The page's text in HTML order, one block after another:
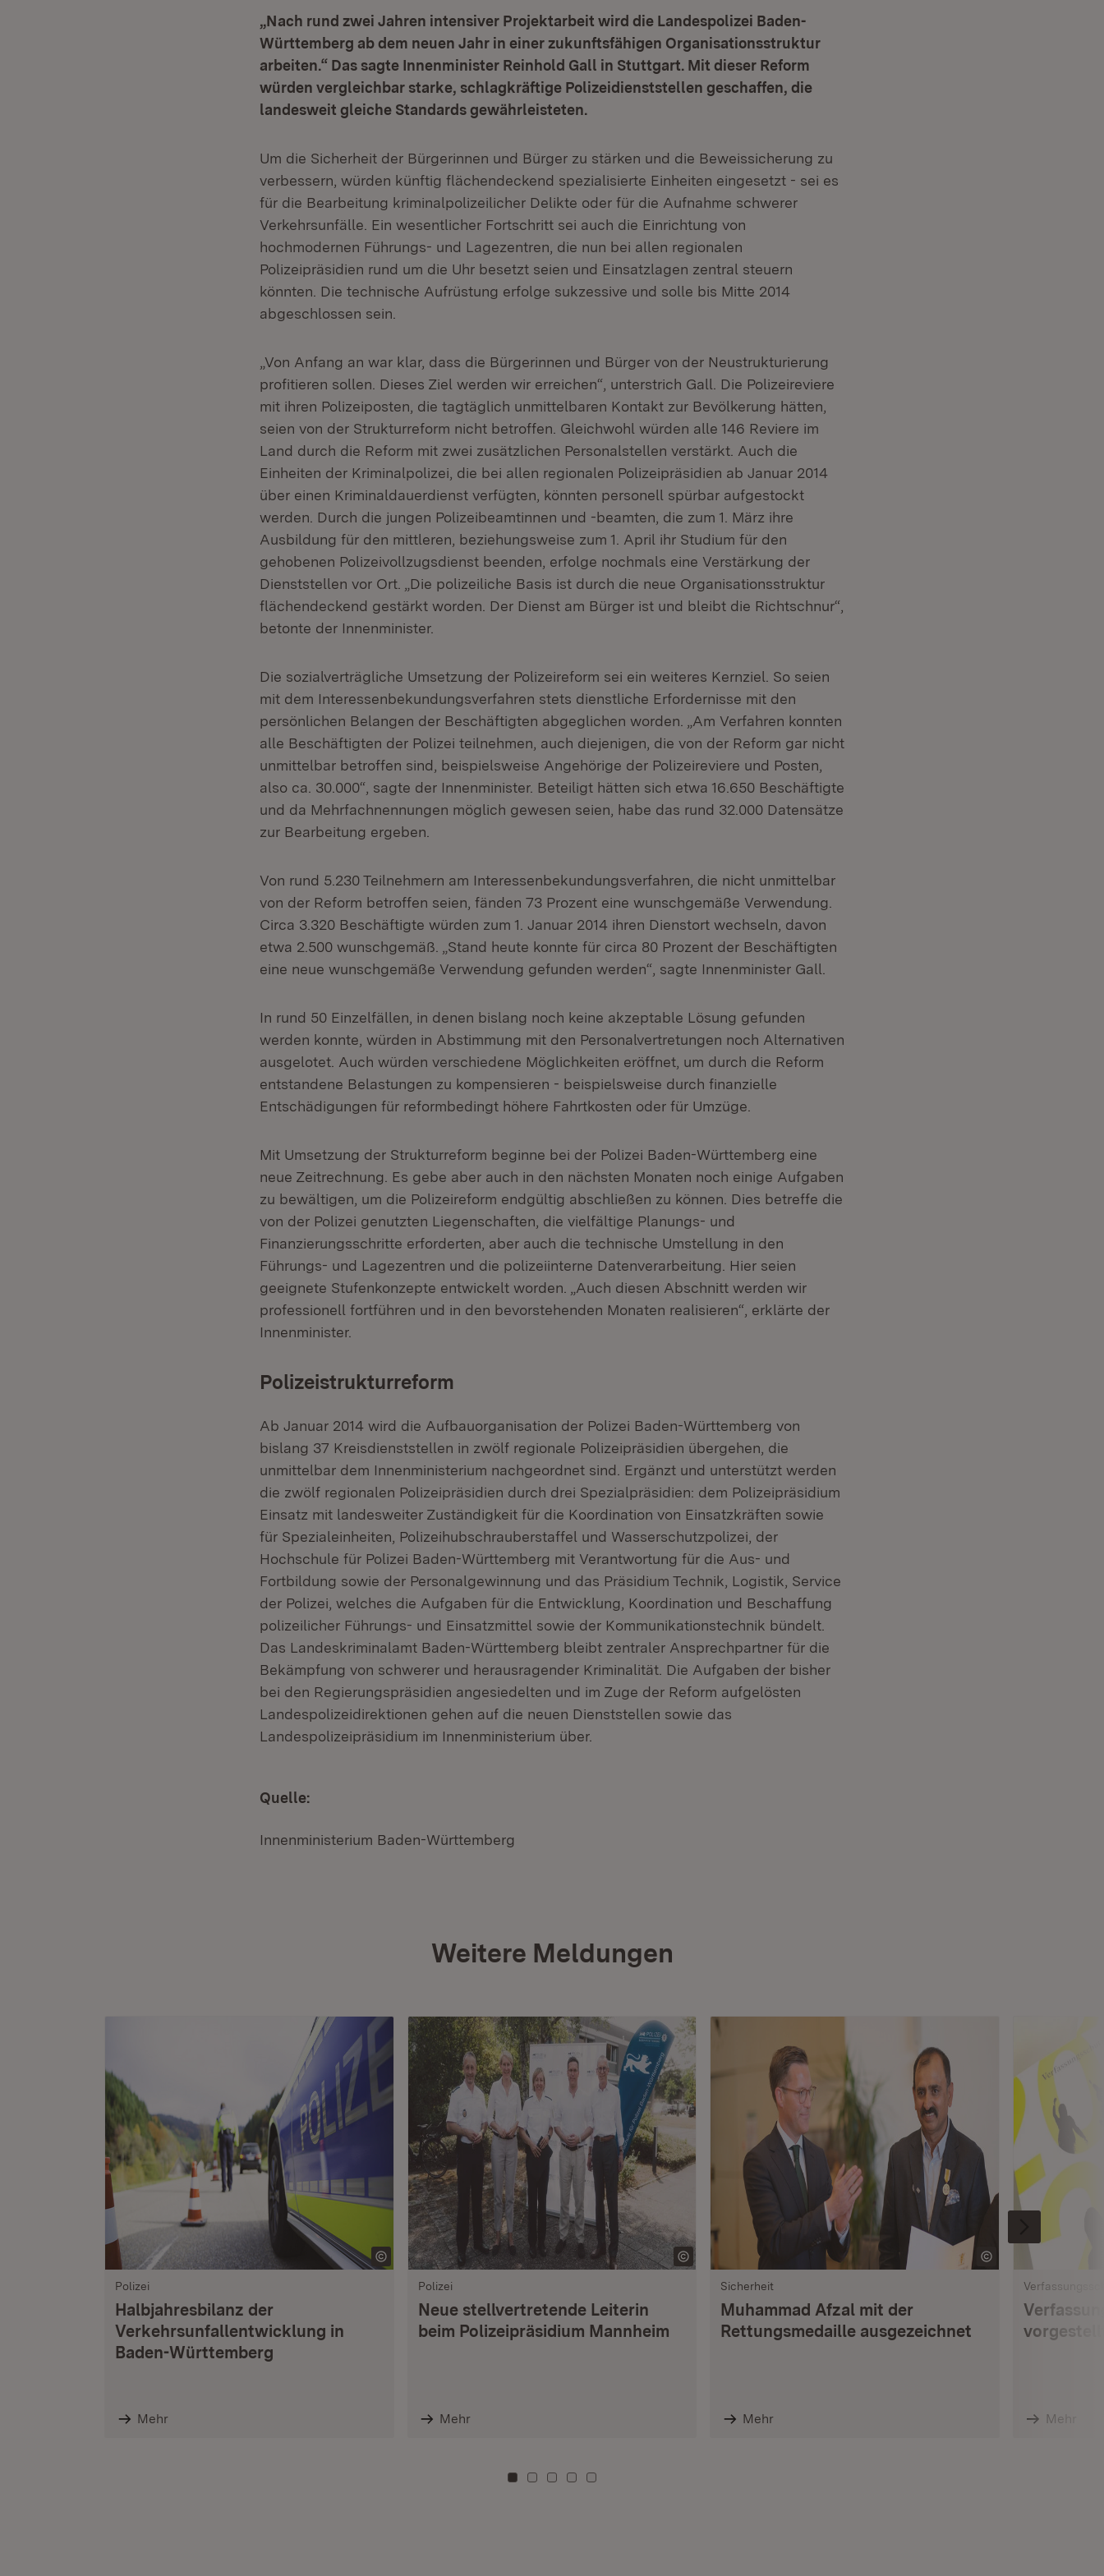
„Nach rund zwei Jahren intensiver Projektarbeit wird die Landespolizei Baden-
Württemberg ab dem neuen Jahr in einer zukunftsfähigen Organisationsstruktur
arbeiten.“ Das sagte Innenminister Reinhold Gall in Stuttgart. Mit dieser Reform
würden vergleichbar starke, schlagkräftige Polizeidienststellen geschaffen, die
landesweit gleiche Standards gewährleisteten.
Um die Sicherheit der Bürgerinnen und Bürger zu stärken und die Beweissicherung zu
verbessern, würden künftig flächendeckend spezialisierte Einheiten eingesetzt - sei es
für die Bearbeitung kriminalpolizeilicher Delikte oder für die Aufnahme schwerer
Verkehrsunfälle. Ein wesentlicher Fortschritt sei auch die Einrichtung von
hochmodernen Führungs- und Lagezentren, die nun bei allen regionalen
Polizeipräsidien rund um die Uhr besetzt seien und Einsatzlagen zentral steuern
könnten. Die technische Aufrüstung erfolge sukzessive und solle bis Mitte 2014
abgeschlossen sein.
„Von Anfang an war klar, dass die Bürgerinnen und Bürger von der Neustrukturierung
profitieren sollen. Dieses Ziel werden wir erreichen“, unterstrich Gall. Die Polizeireviere
mit ihren Polizeiposten, die tagtäglich unmittelbaren Kontakt zur Bevölkerung hätten,
seien von der Strukturreform nicht betroffen. Gleichwohl würden alle 146 Reviere im
Land durch die Reform mit zwei zusätzlichen Personalstellen verstärkt. Auch die
Einheiten der Kriminalpolizei, die bei allen regionalen Polizeipräsidien ab Januar 2014
über einen Kriminaldauerdienst verfügten, könnten personell spürbar aufgestockt
werden. Durch die jungen Polizeibeamtinnen und -beamten, die zum 1. März ihre
Ausbildung für den mittleren, beziehungsweise zum 1. April ihr Studium für den
gehobenen Polizeivollzugsdienst beenden, erfolge nochmals eine Verstärkung der
Dienststellen vor Ort. „Die polizeiliche Basis ist durch die neue Organisationsstruktur
flächendeckend gestärkt worden. Der Dienst am Bürger ist und bleibt die Richtschnur“,
betonte der Innenminister.
Die sozialverträgliche Umsetzung der Polizeireform sei ein weiteres Kernziel. So seien
mit dem Interessenbekundungsverfahren stets dienstliche Erfordernisse mit den
persönlichen Belangen der Beschäftigten abgeglichen worden. „Am Verfahren konnten
alle Beschäftigten der Polizei teilnehmen, auch diejenigen, die von der Reform gar nicht
unmittelbar betroffen sind, beispielsweise Angehörige der Polizeireviere und Posten,
also ca. 30.000“, sagte der Innenminister. Beteiligt hätten sich etwa 16.650 Beschäftigte
und da Mehrfachnennungen möglich gewesen seien, habe das rund 32.000 Datensätze
zur Bearbeitung ergeben.
Von rund 5.230 Teilnehmern am Interessenbekundungsverfahren, die nicht unmittelbar
von der Reform betroffen seien, fänden 73 Prozent eine wunschgemäße Verwendung.
Circa 3.320 Beschäftigte würden zum 1. Januar 2014 ihren Dienstort wechseln, davon
etwa 2.500 wunschgemäß. „Stand heute konnte für circa 80 Prozent der Beschäftigten
eine neue wunschgemäße Verwendung gefunden werden“, sagte Innenminister Gall.
In rund 50 Einzelfällen, in denen bislang noch keine akzeptable Lösung gefunden
werden konnte, würden in Abstimmung mit den Personalvertretungen noch Alternativen
ausgelotet. Auch würden verschiedene Möglichkeiten eröffnet, um durch die Reform
entstandene Belastungen zu kompensieren - beispielsweise durch finanzielle
Entschädigungen für reformbedingt höhere Fahrtkosten oder für Umzüge.
Mit Umsetzung der Strukturreform beginne bei der Polizei Baden-Württemberg eine
neue Zeitrechnung. Es gebe aber auch in den nächsten Monaten noch einige Aufgaben
zu bewältigen, um die Polizeireform endgültig abschließen zu können. Dies betreffe die
von der Polizei genutzten Liegenschaften, die vielfältige Planungs- und
Finanzierungsschritte erforderten, aber auch die technische Umstellung in den
Führungs- und Lagezentren und die polizeiinterne Datenverarbeitung. Hier seien
geeignete Stufenkonzepte entwickelt worden. „Auch diesen Abschnitt werden wir
professionell fortführen und in den bevorstehenden Monaten realisieren“, erklärte der
Innenminister.
Polizeistrukturreform
Ab Januar 2014 wird die Aufbauorganisation der Polizei Baden-Württemberg von
bislang 37 Kreisdienststellen in zwölf regionale Polizeipräsidien übergehen, die
unmittelbar dem Innenministerium nachgeordnet sind. Ergänzt und unterstützt werden
die zwölf regionalen Polizeipräsidien durch drei Spezialpräsidien: dem Polizeipräsidium
Einsatz mit landesweiter Zuständigkeit für die Koordination von Einsatzkräften sowie
für Spezialeinheiten, Polizeihubschrauberstaffel und Wasserschutzpolizei, der
Hochschule für Polizei Baden-Württemberg mit Verantwortung für die Aus- und
Fortbildung sowie der Personalgewinnung und das Präsidium Technik, Logistik, Service
der Polizei, welches die Aufgaben für die Entwicklung, Koordination und Beschaffung
polizeilicher Führungs- und Einsatzmittel sowie der Kommunikationstechnik bündelt.
Das Landeskriminalamt Baden-Württemberg bleibt zentraler Ansprechpartner für die
Bekämpfung von schwerer und herausragender Kriminalität. Die Aufgaben der bisher
bei den Regierungspräsidien angesiedelten und im Zuge der Reform aufgelösten
Landespolizeidirektionen gehen auf die neuen Dienststellen sowie das
Landespolizeipräsidium im Innenministerium über.
Quelle:
Innenministerium Baden-Württemberg
Weitere Meldungen
Polizei
Halbjahresbilanz der
Verkehrsunfallentwicklung in
Baden-Württemberg
Mehr
Polizei
Neue stellvertretende Leiterin
beim Polizeipräsidium Mannheim
Mehr
Sicherheit
Muhammad Afzal mit der
Rettungsmedaille ausgezeichnet
Mehr Mehr
Zu Kachel: 0
Zu Kachel: 3
Zu Kachel: 6
Zu Kachel: 9
Zu Kachel: 12